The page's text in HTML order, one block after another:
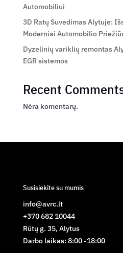
Automobiliui
3D Ratų Suvedimas Alytuje:
Moderniai Automobilio
Dyzelinių variklių remontas
EGR sistemos
Recent
Nėra komentarų.
Susisiekite su mumis
info@avrc.lt
+370 682 10044
Rūtų g. 35, Alytus
Darbo laikas: 8:00 -18:00